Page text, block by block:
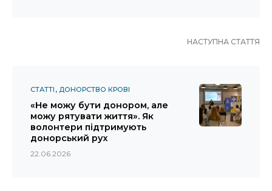
НАСТУПНА СТАТТЯ
СТАТТІ ДОНОРСТВО КРОВІ
«Не можу бути донором, але
можу рятувати життя». Як
волонтери підтримують
донорський рух
22.06.2026